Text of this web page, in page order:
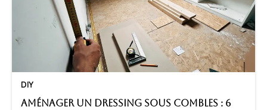
DIY
Aménager un dressing sous combles : 6